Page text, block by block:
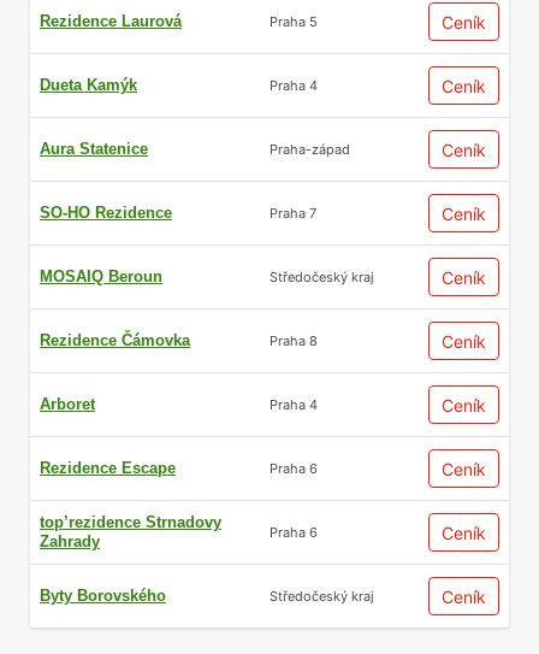
Rezidence Laurová Praha 5 Ceník
Dueta Kamýk Praha 4 Ceník
Aura Statenice Praha-západ Ceník
SO-HO Rezidence Praha 7 Ceník
MOSAIQ Beroun Středočeský kraj Ceník
Rezidence Čámovka Praha 8 Ceník
Arboret Praha 4 Ceník
Rezidence Escape Praha 6 Ceník
top’rezidence Strnadovy
Zahrady
Praha 6 Ceník
Byty Borovského Středočeský kraj Ceník